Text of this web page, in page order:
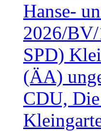
Hanse-
2026/BV/
SPD)
(ÄA)
CDU,